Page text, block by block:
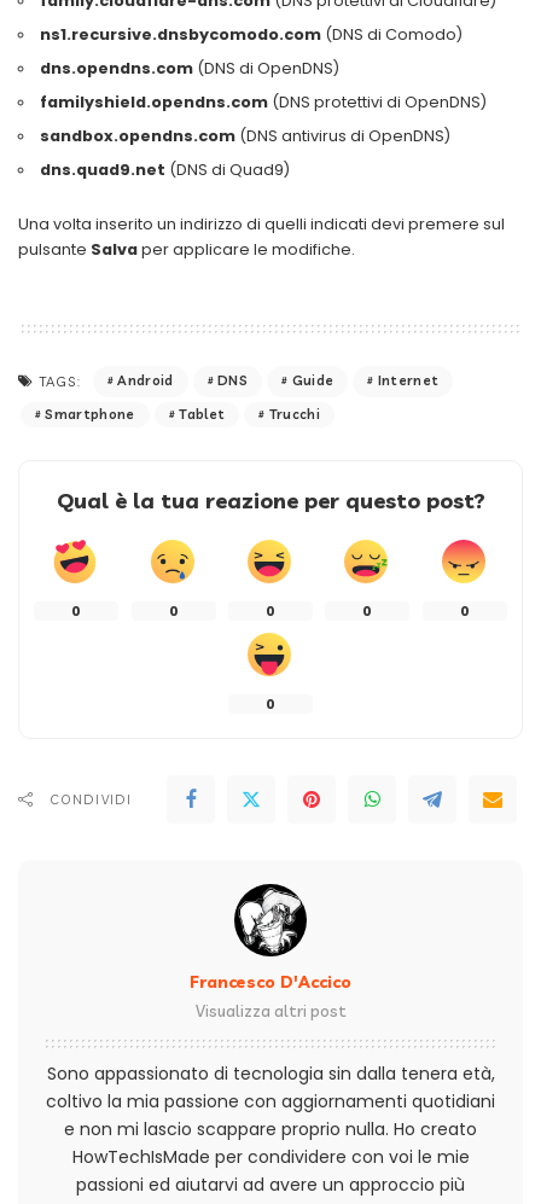
ns1.recursive.dnsbycomodo.com(DNS di Comodo)
dns.opendns.com(DNS di OpenDNS)
familyshield.opendns.com(DNS protettivi di OpenDNS)
sandbox.opendns.com(DNS antivirus di OpenDNS)
dns.quad9.net (DNS di Quad9)
Una volta inserito un indirizzo di quelli indicati devi premere sul
pulsante Salvaper applicare le modifiche.
TAGS: Android DNS Guide
Internet
Smartphone
Tablet Trucchi
Qual è la tua reazione per questo post?
0 0 0 0 0
0
CONDIVIDI
Francesco D'Accico
Visualizza altri post
Sono appassionato di tecnologia sin dalla tenera età,
coltivo la mia passione con aggiornamenti quotidiani
e non mi lascio scappare proprio nulla. Ho creato
HowTechIsMade per condividere con voi le mie
passioni ed aiutarvi ad avere un approccio più